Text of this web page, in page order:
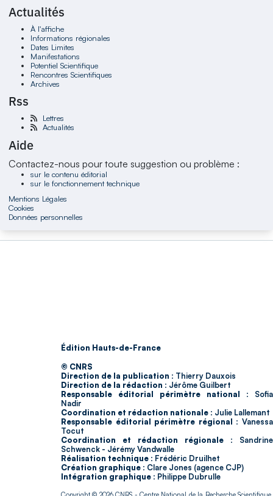
Actualités
À l'affiche
Informations régionales
Dates Limites
Manifestations
Potentiel Scientifique
Rencontres Scientifiques
Archives
Rss
Lettres
Actualités
Aide
Contactez-nous pour toute suggestion ou problème :
sur le contenu éditorial
sur le fonctionnement technique
Mentions Légales
Cookies
Données personnelles
Édition Hauts-de-France
© CNRS
Direction de la publication : Thierry Dauxois
Direction de la rédaction : Jérôme Guilbert
Responsable éditorial périmètre national : Sofia
Nadir
Coordination et rédaction nationale : Julie Lallemant
Responsable éditorial périmètre régional : Vanessa
Tocut
Coordination et rédaction régionale : Sandrine
Schwenck - Jérémy Vandwalle
Réalisation technique : Frédéric Druilhet
Création graphique : Clare Jones (agence CJP)
Intégration graphique : Philippe Dubrulle